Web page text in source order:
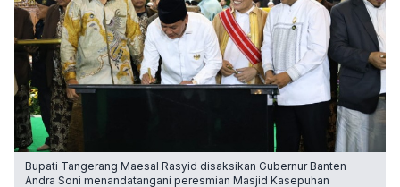
Bupati Tangerang Maesal Rasyid disaksikan Gubernur Banten
Andra Soni menandatangani peresmian Masjid Kasepuhan